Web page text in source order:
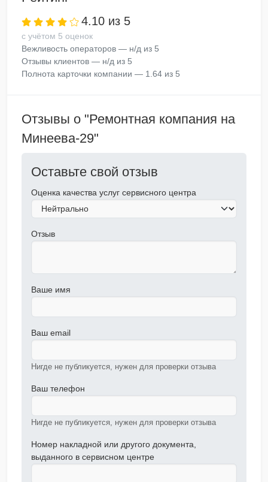
4.10 из 5
с учётом 5 оценок
Вежливость операторов — н/д из 5
Отзывы клиентов — н/д из 5
Полнота карточки компании — 1.64 из 5
Отзывы о "Ремонтная компания на
Минеева-29"
Оставьте свой отзыв
Оценка качества услуг сервисного центра
Отзыв
Ваше имя
Ваш email
Нигде не публикуется, нужен для проверки отзыва
Ваш телефон
Нигде не публикуется, нужен для проверки отзыва
Номер накладной или другого документа,
выданного в сервисном центре